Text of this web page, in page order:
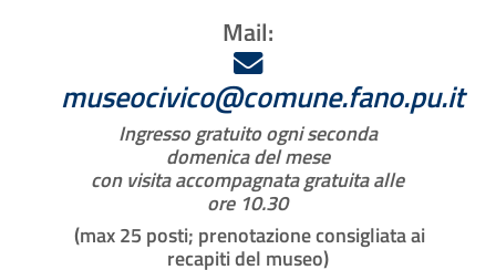
Mail:
museocivico@comune.fano.pu.it
Ingresso gratuitoogniseconda
domenicadel mese
convisita accompagnata gratuitaalle
ore 10.30
(max 25 posti; prenotazione consigliata ai
recapiti del museo)